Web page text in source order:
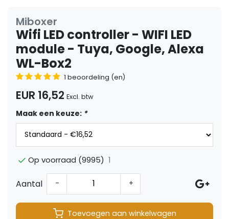
Miboxer
Wifi LED controller - WIFI LED
module - Tuya, Google, Alexa
WL-Box2
1 beoordeling (en)
EUR 16,52 Excl. btw
Maak een keuze: *
Op voorraad (9995) 1
Aantal - +
Toevoegen aan winkelwagen